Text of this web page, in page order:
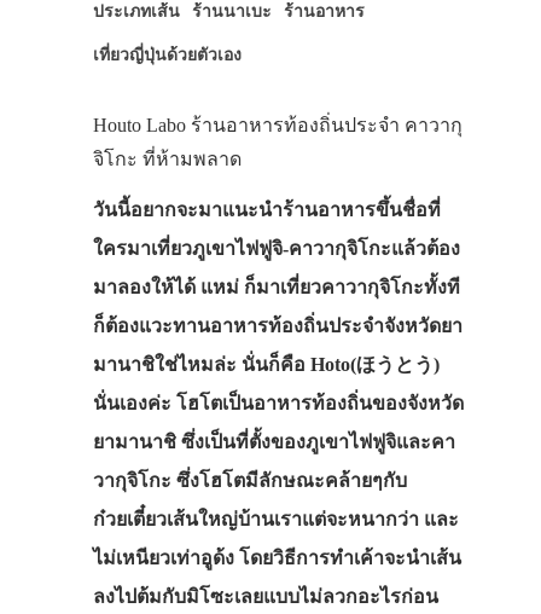
ประเภทเส้น ร้านนาเบะ ร้านอาหาร
เที่ยวญี่ปุ่นด้วยตัวเอง
Houto Labo ร้านอาหารท้องถิ่นประจำ คาวากุ
จิโกะ ที่ห้ามพลาด
วันนี้อยากจะมาแนะนำร้านอาหารขึ้นชื่อที่
ใครมาเที่ยวภูเขาไฟฟูจิ‐คาวากุจิโกะแล้วต้อง
มาลองให้ได้ แหม่ ก็มาเที่ยวคาวากุจิโกะทั้งที
ก็ต้องแวะทานอาหารท้องถิ่นประจำจังหวัดยา
มานาชิใช่ไหมล่ะ นั่นก็คือ Hoto(ほうとう)
นั่นเองค่ะ โฮโตเป็นอาหารท้องถิ่นของจังหวัด
ยามานาชิ ซึ่งเป็นที่ตั้งของภูเขาไฟฟูจิและคา
วากุจิโกะ ซึ่งโฮโตมีลักษณะคล้ายๆกับ
ก๋วยเตี๋ยวเส้นใหญ่บ้านเราแต่จะหนากว่า และ
ไม่เหนียวเท่าอูด้ง โดยวิธีการทำเค้าจะนำเส้น
ลงไปต้มกับมิโซะเลยแบบไม่ลวกอะไรก่อน